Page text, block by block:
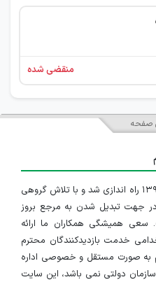
منقضی شده
صفحه
سایت ایران استخدام در تاریخ ۱۳۹۱/۱/۱۰ راه اندازی شد و با تلاش گروهی
در جهت تبدیل شدن به مرجع بروز
همیشگی همکاران ما ارائه
خدمت بازدیدکنندگان محترم
به صورت مستقل و خصوصی اداره
دولتی نمی باشد، این سایت